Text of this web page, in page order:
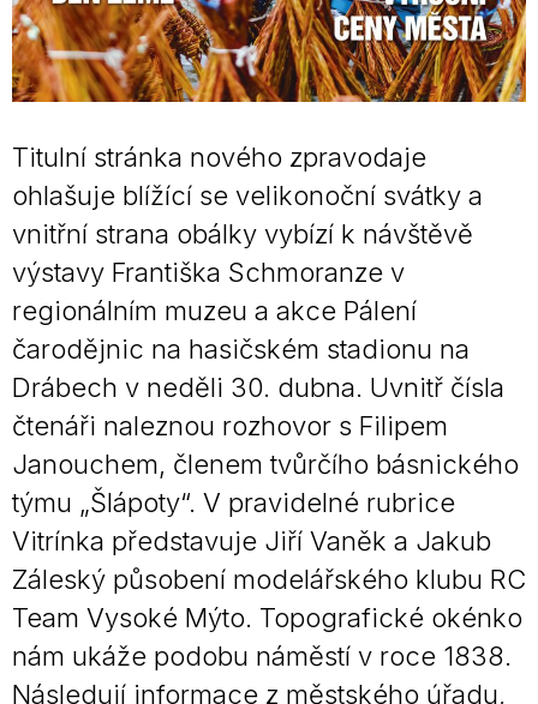
Titulní stránka nového zpravodaje
ohlašuje blížící se velikonoční svátky a
vnitřní strana obálky vybízí k návštěvě
výstavy Františka Schmoranze v
regionálním muzeu a akce Pálení
čarodějnic na hasičském stadionu na
Drábech v neděli 30. dubna. Uvnitř čísla
čtenáři naleznou rozhovor s Filipem
Janouchem, členem tvůrčího básnického
týmu „Šlápoty“. V pravidelné rubrice
Vitrínka představuje Jiří Vaněk a Jakub
Záleský působení modelářského klubu RC
Team Vysoké Mýto. Topografické okénko
nám ukáže podobu náměstí v roce 1838.
Následují informace z městského úřadu,